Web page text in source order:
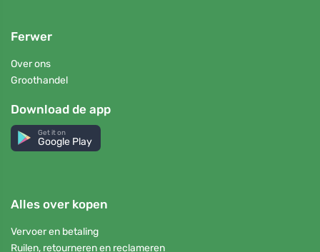
Ferwer
Over ons
Groothandel
Download de app
Get it on
Google Play
Alles over kopen
Vervoer en betaling
Ruilen, retourneren en reclameren